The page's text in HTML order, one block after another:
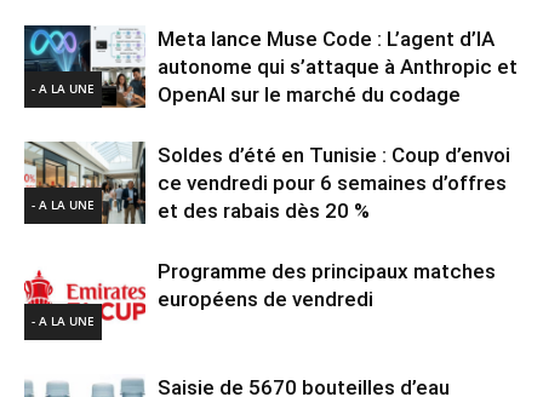
- A LA UNE
Meta lance Muse Code : L’agent d’IA
autonome qui s’attaque à Anthropic et
OpenAI sur le marché du codage
- A LA UNE
Soldes d’été en Tunisie : Coup d’envoi
ce vendredi pour 6 semaines d’offres
et des rabais dès 20 %
- A LA UNE
Programme des principaux matches
européens de vendredi
Saisie de 5670 bouteilles d’eau